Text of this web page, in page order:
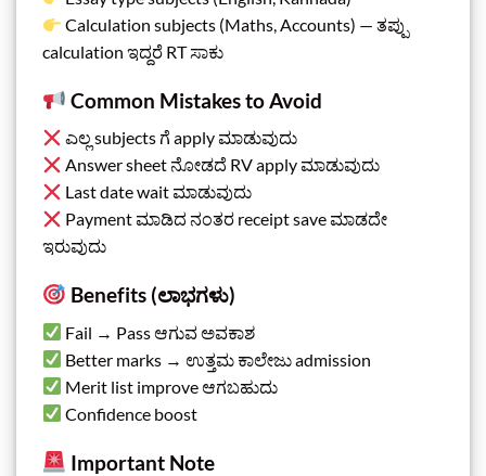
Calculation subjects (Maths, Accounts) — ತಪ್ಪು
calculation ಇದ್ದರೆ RT ಸಾಕು
Common Mistakes to Avoid
ಎಲ್ಲ subjects ಗೆ apply ಮಾಡುವುದು
Answer sheet ನೋಡದೆ RV apply ಮಾಡುವುದು
Last date wait ಮಾಡುವುದು
Payment ಮಾಡಿದ ನಂತರ receipt save ಮಾಡದೇ
ಇರುವುದು
Benefits (ಲಾಭಗಳು)
Fail → Pass ಆಗುವ ಅವಕಾಶ
Better marks → ಉತ್ತಮ ಕಾಲೇಜು admission
Merit list improve ಆಗಬಹುದು
Confidence boost
Important Note